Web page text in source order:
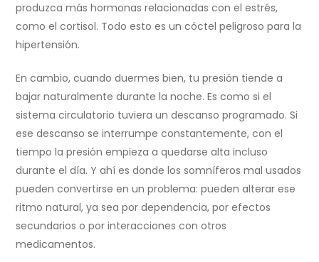
produzca más hormonas relacionadas con el estrés,
como el cortisol. Todo esto es un cóctel peligroso para la
hipertensión.
En cambio, cuando duermes bien, tu presión tiende a
bajar naturalmente durante la noche. Es como si el
sistema circulatorio tuviera un descanso programado. Si
ese descanso se interrumpe constantemente, con el
tiempo la presión empieza a quedarse alta incluso
durante el día. Y ahí es donde los somníferos mal usados
pueden convertirse en un problema: pueden alterar ese
ritmo natural, ya sea por dependencia, por efectos
secundarios o por interacciones con otros
medicamentos.